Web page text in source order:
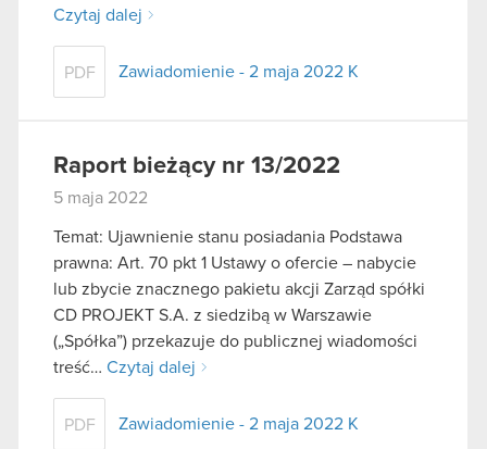
Czytaj dalej
PDF Zawiadomienie - 2 maja 2022 K
Raport bieżący nr 13/2022
5 maja 2022
Temat: Ujawnienie stanu posiadania Podstawa
prawna: Art. 70 pkt 1 Ustawy o ofercie – nabycie
lub zbycie znacznego pakietu akcji Zarząd spółki
CD PROJEKT S.A. z siedzibą w Warszawie
(„Spółka”) przekazuje do publicznej wiadomości
treść… Czytaj dalej
PDF Zawiadomienie - 2 maja 2022 K